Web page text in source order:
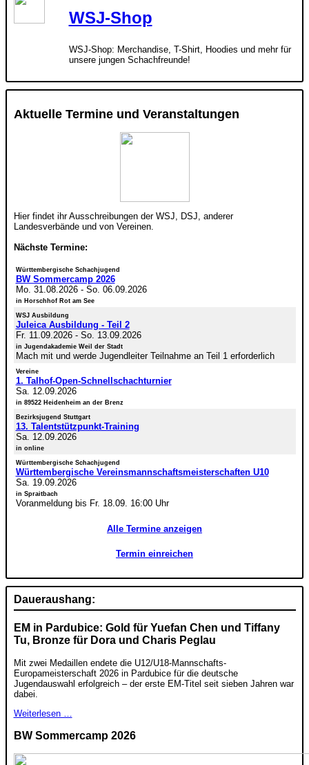
WSJ-Shop
WSJ-Shop: Merchandise, T-Shirt, Hoodies und mehr für
unsere jungen Schachfreunde!
Aktuelle Termine und Veranstaltungen
Hier findet ihr Ausschreibungen der WSJ, DSJ, anderer
Landesverbände und von Vereinen.
Nächste Termine:
Württembergische Schachjugend
BW Sommercamp 2026
Mo. 31.08.2026- So. 06.09.2026
in Horschhof Rot am See
WSJ Ausbildung
Juleica Ausbildung - Teil 2
Fr. 11.09.2026- So. 13.09.2026
in Jugendakademie Weil der Stadt
Mach mit und werde Jugendleiter Teilnahme an Teil 1 erforderlich
Vereine
1. Talhof-Open-Schnellschachturnier
Sa. 12.09.2026
in 89522 Heidenheim an der Brenz
Bezirksjugend Stuttgart
13. Talentstützpunkt-Training
Sa. 12.09.2026
in online
Württembergische Schachjugend
Württembergische Vereinsmannschaftsmeisterschaften U10
Sa. 19.09.2026
in Spraitbach
Voranmeldung bis Fr. 18.09. 16:00 Uhr
Alle Termine anzeigen
Termin einreichen
Daueraushang:
EM in Pardubice: Gold für Yuefan Chen und Tiffany
Tu, Bronze für Dora und Charis Peglau
Mit zwei Medaillen endete die U12/U18-Mannschafts-
Europameisterschaft 2026 in Pardubice für die deutsche
Jugendauswahl erfolgreich – der erste EM-Titel seit sieben Jahren war
dabei.
Weiterlesen …
BW Sommercamp 2026